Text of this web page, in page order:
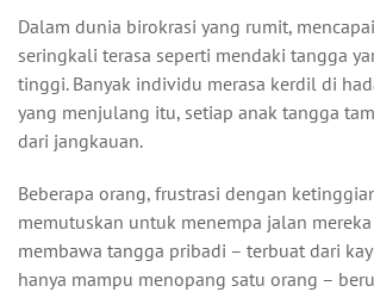
Dalam dunia birokrasi yang rumit,
seringkali terasa seperti mendaki tangga
tinggi. Banyak individu merasa kerdil di
yang menjulang itu, setiap anak tangga
dari jangkauan.
Beberapa orang, frustrasi dengan
memutuskan untuk menempa jalan
membawa tangga pribadi – terbuat dari
hanya mampu menopang satu orang –